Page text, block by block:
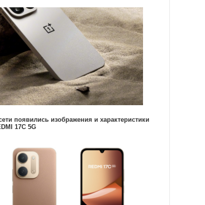
появились изображения и характеристики
17C 5G